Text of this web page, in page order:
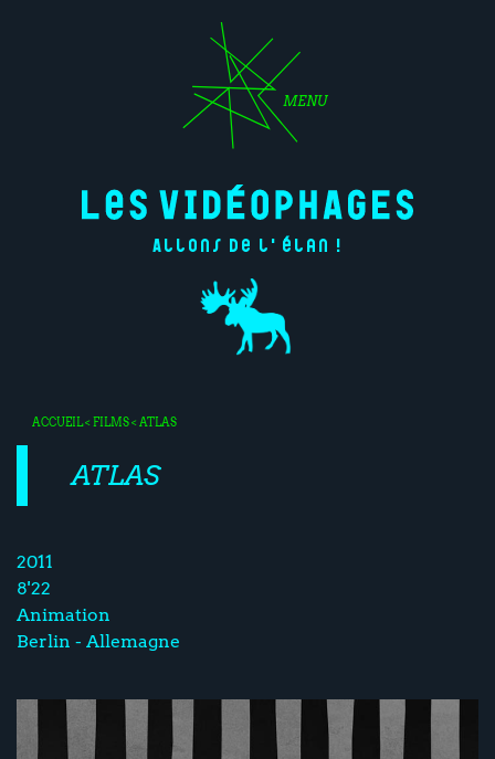
MENU
Allons de l'élan !
ACCUEIL< FILMS< ATLAS
ATLAS
2011
8'22
Animation
Berlin - Allemagne